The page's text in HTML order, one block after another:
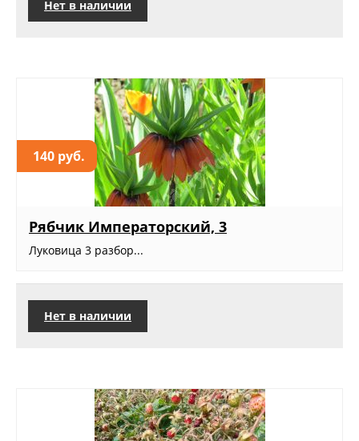
Нет в наличии
140 руб.
Рябчик Императорский, 3
Луковица 3 разбор...
Нет в наличии